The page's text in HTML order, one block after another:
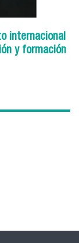
internacional
y formación